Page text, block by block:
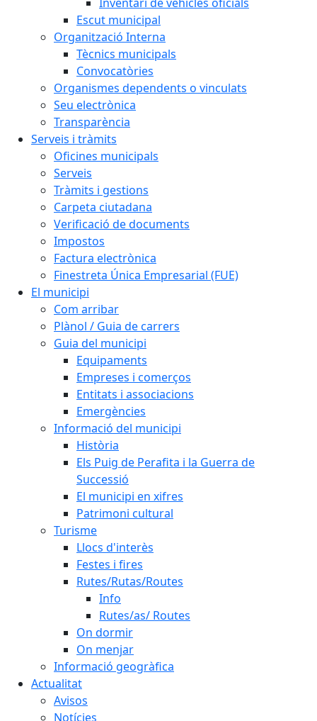
Escut municipal
Organització Interna
Tècnics municipals
Convocatòries
Organismes dependents o vinculats
Seu electrònica
Transparència
Serveis i tràmits
Oficines municipals
Serveis
Tràmits i gestions
Carpeta ciutadana
Verificació de documents
Impostos
Factura electrònica
Finestreta Única Empresarial (FUE)
El municipi
Com arribar
Plànol / Guia de carrers
Guia del municipi
Equipaments
Empreses i comerços
Entitats i associacions
Emergències
Informació del municipi
Història
Els Puig de Perafita i la Guerra de
Successió
El municipi en xifres
Patrimoni cultural
Turisme
Llocs d'interès
Festes i fires
Rutes/Rutas/Routes
Info
Rutes/as/ Routes
On dormir
On menjar
Informació geogràfica
Actualitat
Avisos
Notícies